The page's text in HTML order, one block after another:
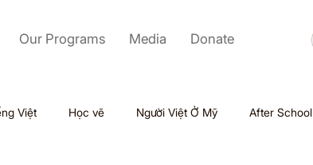
Our Programs Media Donate
Việt Học vẽ Người Việt Ở Mỹ After School